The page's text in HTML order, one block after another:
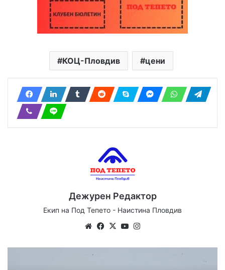
КОЦ-Пловдив цени
Дежурен Редактор
Екип на Под Тепето - Наистина Пловдив
WebsiteFacebook
X YouTube